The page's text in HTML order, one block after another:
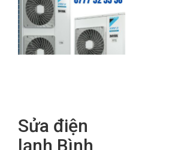
Sửa điện
lạnh Bình